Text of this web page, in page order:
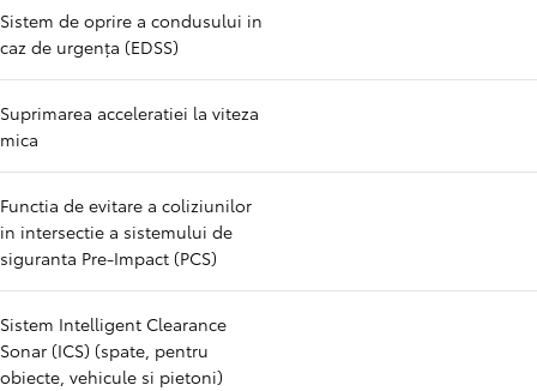
Sistem de oprire a condusului in
caz de urgenţa (EDSS)
Suprimarea acceleratiei la viteza
mica
Functia de evitare a coliziunilor
in intersectie a sistemului de
siguranta Pre-Impact (PCS)
Sistem Intelligent Clearance
Sonar (ICS) (spate, pentru
obiecte, vehicule si pietoni)